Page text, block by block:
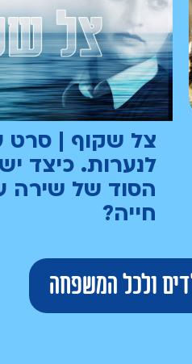
צל שקוף | סרט
לנערות. כיצד
הסוד של שירה
חייה?
ולכל המשפחה